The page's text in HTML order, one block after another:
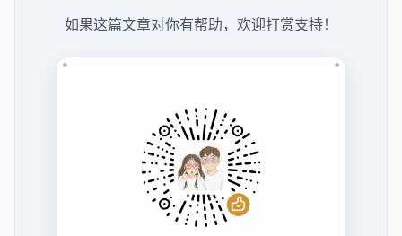
如果这篇文章对你有帮助，欢迎打赏支持！